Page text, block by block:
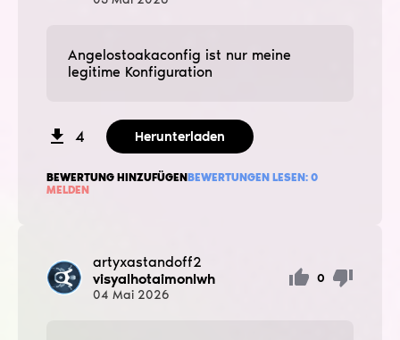
Angelostoakaconfig ist nur meine
legitime Konfiguration
4 Herunterladen
BEWERTUNG HINZUFÜGENBEWERTUNGEN LESEN: 0
MELDEN
artyxastandoff2
visyalhotaimonlwh
04 Mai 2026
0